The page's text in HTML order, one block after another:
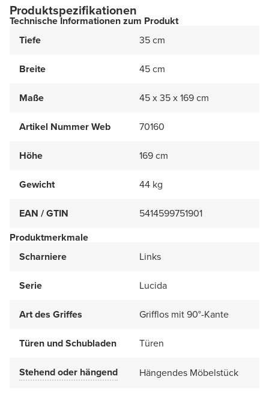
Produktspezifikationen
Technische Informationen zum Produkt
Tiefe
35 cm
Breite 45 cm
Maße 45 x 35 x 169 cm
Artikel Nummer Web 70160
Höhe 169 cm
Gewicht 44 kg
EAN / GTIN
5414599751901
Produktmerkmale
Scharniere
Links
Serie Lucida
Art des Griffes Grifflos mit 90°-Kante
Türen und Schubladen Türen
Stehend oder hängend Hängendes Möbelstück